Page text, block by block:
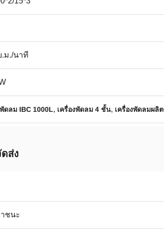
.ม./นาที
ดลม IBC 1000L, เครื่องพัดลม 4 ชั้น, เครื่องพัดลมผลิ
ส่ง
ชนะ